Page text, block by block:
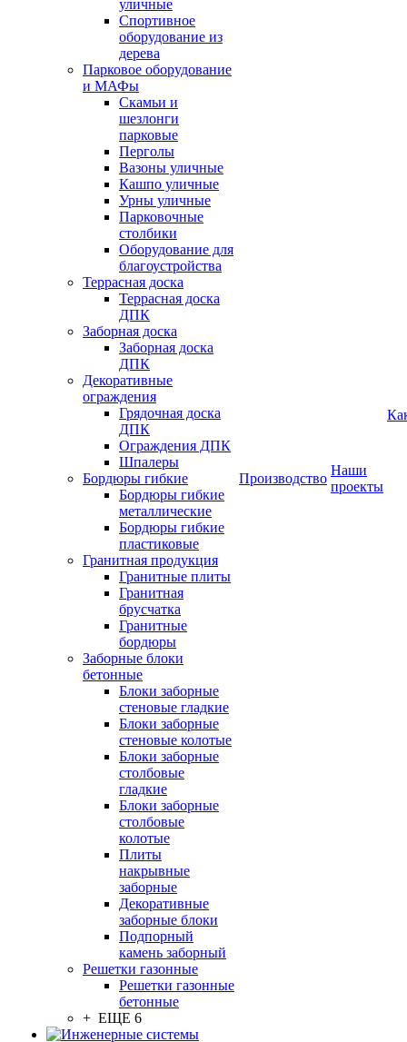
уличные
Спортивное
оборудование из
дерева
Парковое оборудование
и МАФы
Скамьи и
шезлонги
парковые
Перголы
Вазоны уличные
Кашпо уличные
Урны уличные
Парковочные
столбики
Оборудование для
благоустройства
Террасная доска
Террасная доска
ДПК
Заборная доска
Заборная доска
ДПК
Декоративные
ограждения
Грядочная доска
ДПК
Ограждения ДПК
Шпалеры
Бордюры гибкие
Бордюры гибкие
металлические
Бордюры гибкие
пластиковые
Гранитная продукция
Гранитные плиты
Гранитная
брусчатка
Гранитные
бордюры
Заборные блоки
бетонные
Блоки заборные
стеновые гладкие
Блоки заборные
стеновые колотые
Блоки заборные
столбовые
гладкие
Блоки заборные
столбовые
колотые
Плиты
накрывные
заборные
Декоративные
заборные блоки
Подпорный
камень заборный
Решетки газонные
Решетки газонные
бетонные
+ ЕЩЕ 6
Производство
Наши
проекты